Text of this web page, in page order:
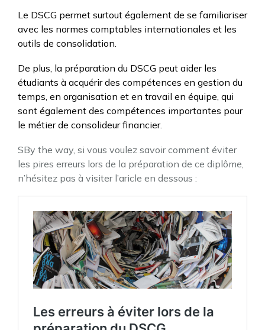
Le DSCG permet surtout également de se familiariser
avec les normes comptables internationales et les
outils de consolidation.
De plus, la préparation du DSCG peut aider les
étudiants à acquérir des compétences en gestion du
temps, en organisation et en travail en équipe, qui
sont également des compétences importantes pour
le métier de consolideur financier.
SBy the way, si vous voulez savoir comment éviter
les pires erreurs lors de la préparation de ce diplôme,
n’hésitez pas à visiter l’aricle en dessous :